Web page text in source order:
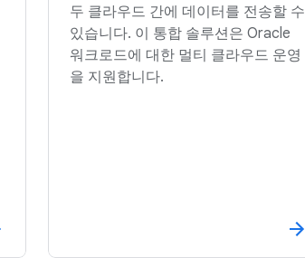
두 클라우드 간에 데이터를 전송할 수
있습니다. 이 통합 솔루션은 Oracle
워크로드에 대한 멀티 클라우드 운영
을 지원합니다.